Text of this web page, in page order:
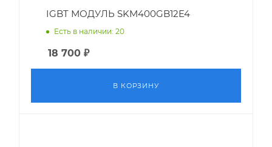
IGBT МОДУЛЬ SKM400GB12E4
Есть в наличии: 20
18 700 ₽
В КОРЗИНУ